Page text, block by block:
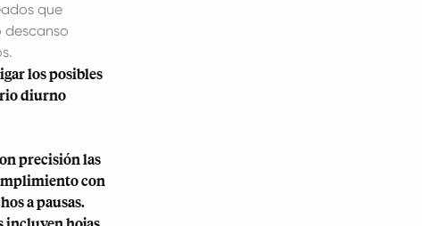
que
descanso
los posibles
diurno
precisión las
con
a pausas.